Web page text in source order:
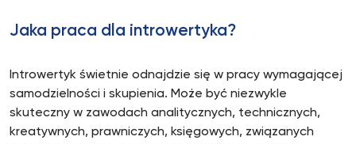
Jaka praca dla introwertyka?
Introwertyk świetnie odnajdzie się w pracy wymagającej
samodzielności i skupienia. Może być niezwykle
skuteczny w zawodach analitycznych, technicznych,
kreatywnych, prawniczych, księgowych, związanych